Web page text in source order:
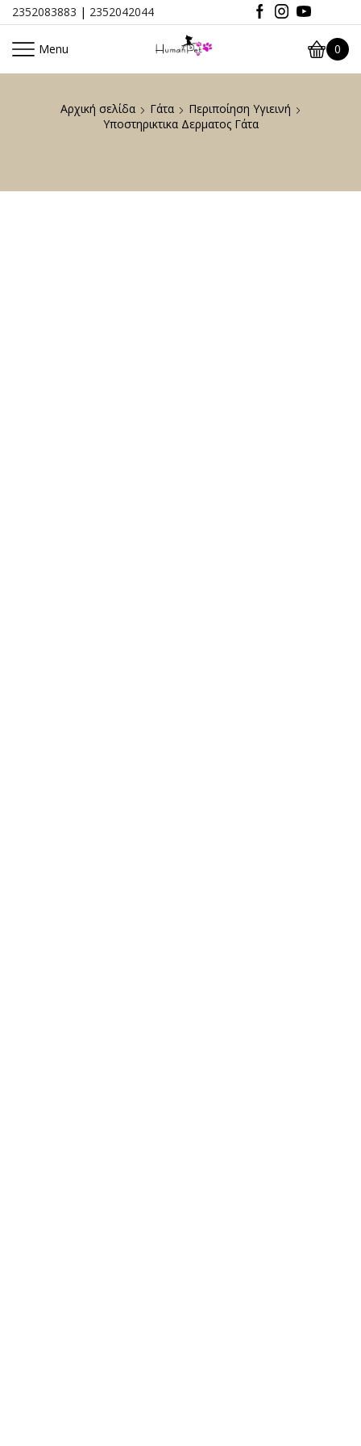
2352083883 | 2352042044
Menu 0
Αρχική σελίδα Γάτα
Περιποίηση Υγιεινή
Υποστηρικτικα Δερματος Γάτα